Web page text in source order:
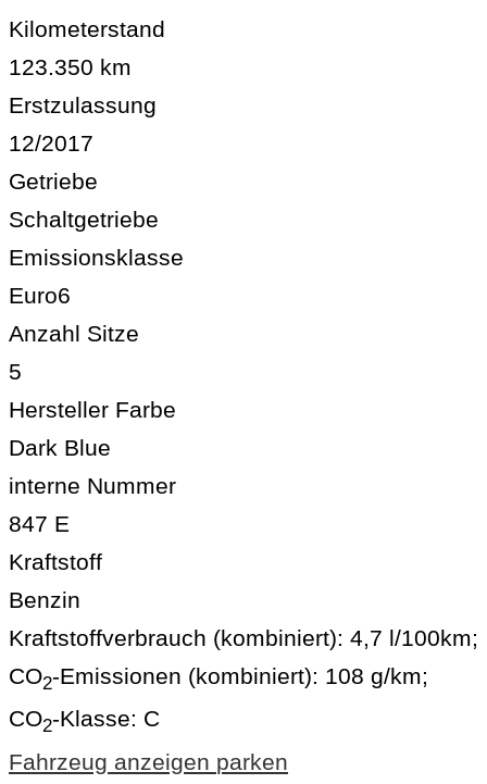
Kilometerstand
123.350 km
Erstzulassung
12/2017
Getriebe
Schaltgetriebe
Emissionsklasse
Euro6
Anzahl Sitze
5
Hersteller Farbe
Dark Blue
interne Nummer
847 E
Kraftstoff
Benzin
Kraftstoffverbrauch (kombiniert): 4,7 l/100km;
CO2-Emissionen (kombiniert): 108 g/km;
CO2-Klasse: C
Fahrzeug anzeigen parken